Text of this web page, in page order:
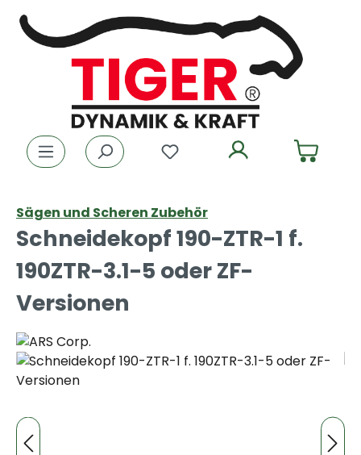
Zum Hauptinhalt springen
Du hast 0 Produkte auf
Sägen und Scheren Zubehör
Schneidekopf 190-ZTR-1 f.
190ZTR-3.1-5 oder ZF-
Versionen
Bildergalerie überspringen